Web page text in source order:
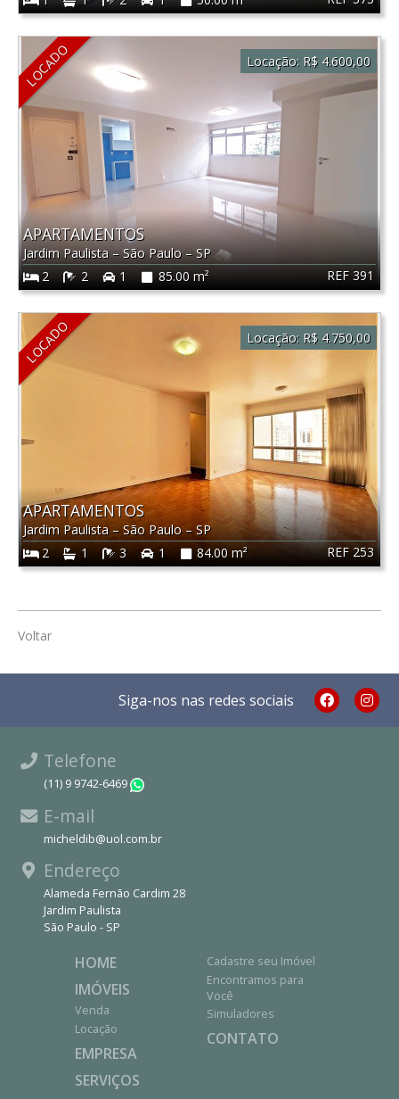
LOCADO
REF 391
APARTAMENTOS
Jardim Paulista–São Paulo–SP
2
2 1 85.00 m²
Locação: R$ 4.600,00
LOCADO
REF 253
APARTAMENTOS
Jardim Paulista–São Paulo–SP
2
1 3 1 84.00 m²
Locação: R$ 4.750,00
Voltar
Siga-nos nas redes sociais
Telefone
(11) 9 9742-6469
E-mail
micheldib@uol.com.br
Endereço
Alameda Fernão Cardim 28
Jardim Paulista
São Paulo - SP
HOME
IMÓVEIS
Venda
Locação
EMPRESA
SERVIÇOS
Cadastre seu Imóvel
Encontramos para
Você
Simuladores
CONTATO